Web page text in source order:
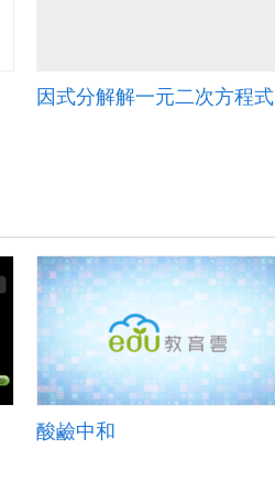
因式分解解一元二次方程式
酸鹼中和